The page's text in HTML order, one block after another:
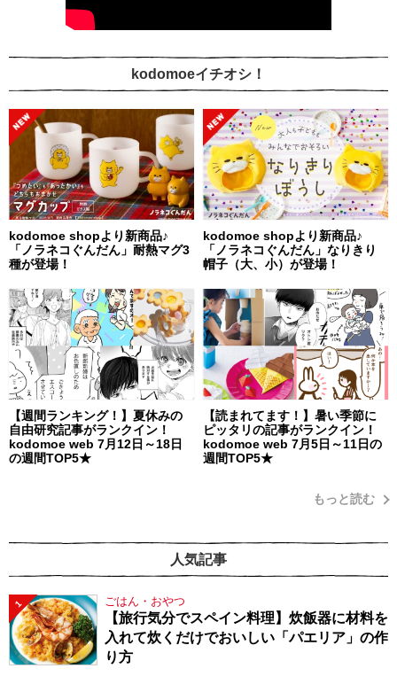
kodomoeイチオシ！
kodomoe shopより新商品♪
「ノラネコぐんだん」耐熱マグ3
種が登場！
kodomoe shopより新商品♪
「ノラネコぐんだん」なりきり
帽子（大、小）が登場！
【週間ランキング！】夏休みの
自由研究記事がランクイン！
kodomoe web 7月12日～18日
の週間TOP5★
【読まれてます！】暑い季節に
ピッタリの記事がランクイン！
kodomoe web 7月5日～11日の
週間TOP5★
もっと読む
人気記事
1 ごはん・おやつ
【旅行気分でスペイン料理】炊飯器に材料を
入れて炊くだけでおいしい「パエリア」の作
り方